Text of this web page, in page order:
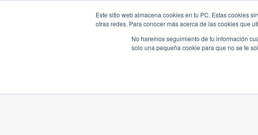
Este sitio web almacena cookies en tu PC. Estas cookies
otras redes. Para conocer más acerca de las cookies que
No haremos seguimiento de tu información
solo una pequeña cookie para que no se te